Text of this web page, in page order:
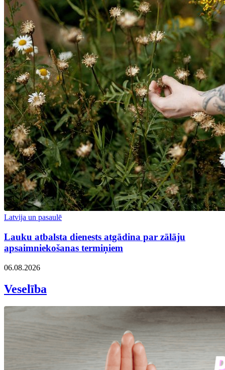
Latvija un pasaulē
Lauku atbalsta dienests atgādina par zālāju
apsaimniekošanas termiņiem
06.08.2026
Veselība